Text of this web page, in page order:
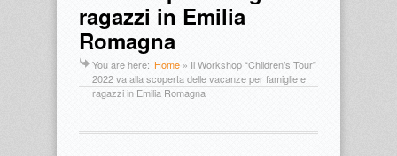
ragazzi in Emilia
Romagna
You are here: Home » Il Workshop “Children’s Tour”
2022 va alla scoperta delle vacanze per famiglie e
ragazzi in Emilia Romagna